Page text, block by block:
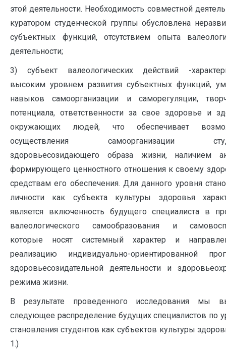
этой деятельности. Необходимость совместной
куратором студенческой группы обусловлена
субъектных функций, отсутствием опыта
деятельности;
3) субъект валеологических действий -
высоким уровнем развития субъектных функций,
навыков самоорганизации и саморегуляции,
потенциала, ответственности за свое здоровье и
окружающих людей, что обеспечивает
осуществления самоорганизации
здоровьесозидающего образа жизни, наличием
формирующего ценностного отношения к своему
средствам его обеспечения. Для данного уровня
личности как субъекта культуры здоровья
является включенность будущего специалиста в
валеологического самообразования и
которые носят системный характер и
реализацию индивидуально-ориентированной
здоровьесозидательной деятельности и
режима жизни.
В результате проведенного исследования мы
следующее распределение будущих специалистов по
становления студентов как субъектов культуры
1.)